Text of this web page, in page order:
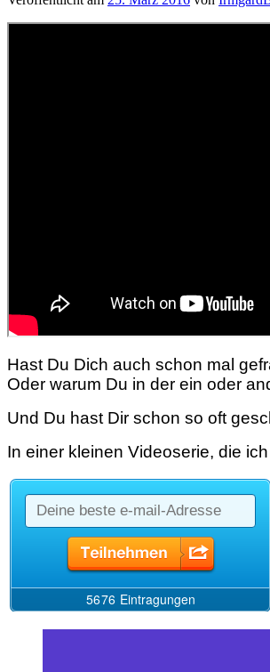
Hast Du Dich auch schon mal
Oder warum Du in der ein oder
Und Du hast Dir schon so oft
In einer kleinen Videoserie, die